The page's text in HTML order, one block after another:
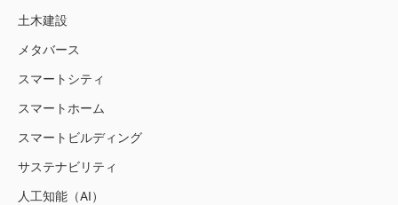
土木建設
メタバース
スマートシティ
スマートホーム
スマートビルディング
サステナビリティ
人工知能（AI）